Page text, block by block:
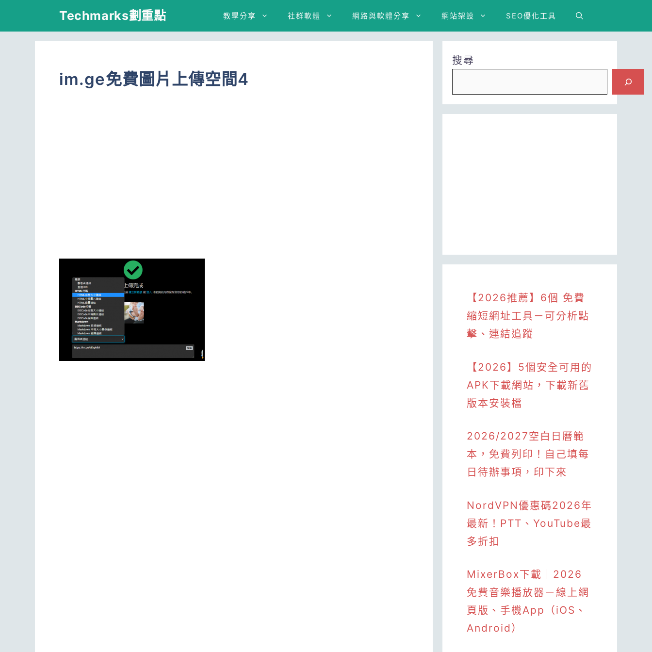
Techmarks劃重點 教學分享 社群軟體 網路與軟體分享 網站架設 SEO優化工具
im.ge免費圖片上傳空間4
搜尋
【2026推薦】6個 免費
縮短網址工具－可分析點
擊、連結追蹤
【2026】5個安全可用的
APK下載網站，下載新舊
版本安裝檔
2026/2027空白日曆範
本，免費列印！自己填每
日待辦事項，印下來
NordVPN優惠碼2026年
最新！PTT、YouTube最
多折扣
MixerBox下載｜2026
免費音樂播放器－線上網
頁版、手機App（iOS、
Android）